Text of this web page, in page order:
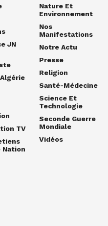
JN
TV
Nation
Nature Et
Environnement
Nos
Manifestations
Notre Actu
Presse
Religion
Santé-Médecine
Science Et
Technologie
Seconde Guerre
Mondiale
Vidéos